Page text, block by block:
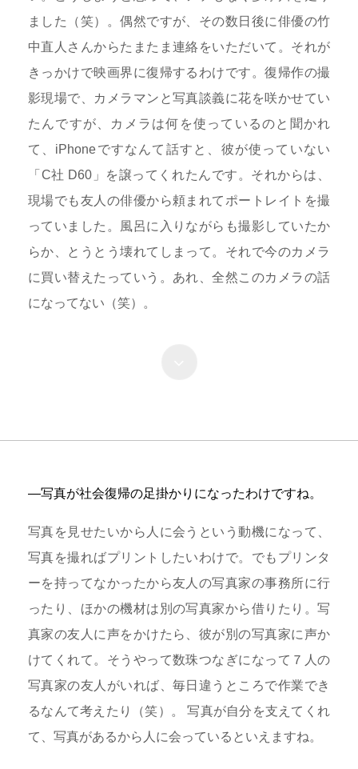
ました（笑）。偶然ですが、その数日後に俳優の竹
中直人さんからたまたま連絡をいただいて。それが
きっかけで映画界に復帰するわけです。復帰作の撮
影現場で、カメラマンと写真談義に花を咲かせてい
たんですが、カメラは何を使っているのと聞かれ
て、iPhoneですなんて話すと、彼が使っていない
「C社 D60」を譲ってくれたんです。それからは、
現場でも友人の俳優から頼まれてポートレイトを撮
っていました。風呂に入りながらも撮影していたか
らか、とうとう壊れてしまって。それで今のカメラ
に買い替えたっていう。あれ、全然このカメラの話
になってない（笑）。
―写真が社会復帰の足掛かりになったわけですね。
写真を見せたいから人に会うという動機になって、
写真を撮ればプリントしたいわけで。でもプリンタ
ーを持ってなかったから友人の写真家の事務所に行
ったり、ほかの機材は別の写真家から借りたり。写
真家の友人に声をかけたら、彼が別の写真家に声か
けてくれて。そうやって数珠つなぎになって７人の
写真家の友人がいれば、毎日違うところで作業でき
るなんて考えたり（笑）。 写真が自分を支えてくれ
て、写真があるから人に会っているといえますね。